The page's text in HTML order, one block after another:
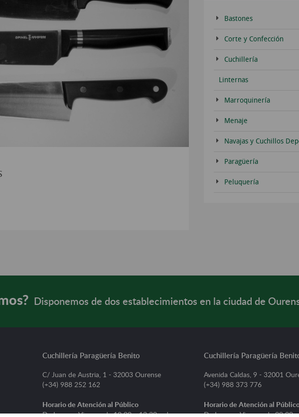
Bastones
Corte y Confección
Cuchillería
Linternas
Marroquinería
Menaje
Navajas y Cuchillos
Paragüería
Peluquería
Disponemos de dos establecimientos en la ciudad de
Cuchillería Paragüería Benito
C/ Juan de Austria, 1 - 32003 Ourense
(+34) 988 252 162
Horario de Atención al Público
De Lunes a Viernes, de 10:00 a 13:30 y de
Cuchillería Paragüería
Avenida Caldas, 9 - 32001
(+34) 988 373 776
Horario de Atención al
De Lunes a Viernes, de 09:00